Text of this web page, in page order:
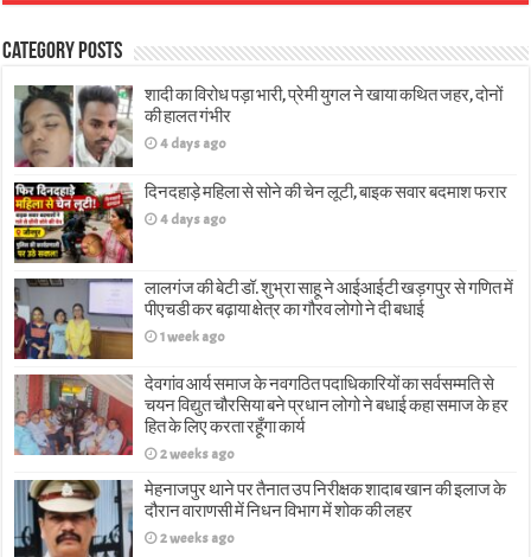
Category Posts
शादी का विरोध पड़ा भारी, प्रेमी युगल ने खाया कथित जहर, दोनों
की हालत गंभीर
4 days ago
दिनदहाड़े महिला से सोने की चेन लूटी, बाइक सवार बदमाश फरार
4 days ago
लालगंज की बेटी डॉ. शुभ्रा साहू ने आईआईटी खड़गपुर से गणित में
पीएचडी कर बढ़ाया क्षेत्र का गौरव लोगो ने दी बधाई
1 week ago
देवगांव आर्य समाज के नवगठित पदाधिकारियों का सर्वसम्मति से
चयन विद्युत चौरसिया बने प्रधान लोगो ने बधाई कहा समाज के हर
हित के लिए करता रहूँगा कार्य
2 weeks ago
मेहनाजपुर थाने पर तैनात उप निरीक्षक शादाब खान की इलाज के
दौरान वाराणसी में निधन विभाग में शोक की लहर
2 weeks ago